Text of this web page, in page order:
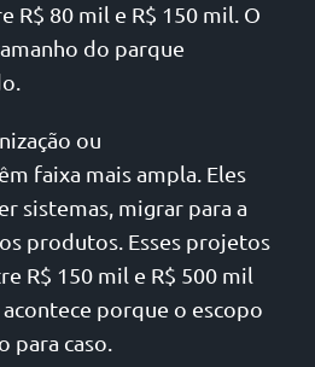
R$ 80 mil e R$ 150 mil. O
do parque
ou
faixa mais ampla. Eles
sistemas, migrar para a
produtos. Esses projetos
R$ 150 mil e R$ 500 mil
acontece porque o escopo
para caso.